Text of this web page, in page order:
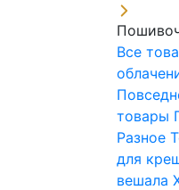
Все
товары
Разное
для
вешала